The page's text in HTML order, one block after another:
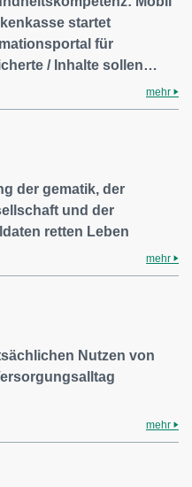
startet
für
/ Inhalte sollen…
mehr
der gematik, der
und der
retten Leben
mehr
Nutzen von
mehr